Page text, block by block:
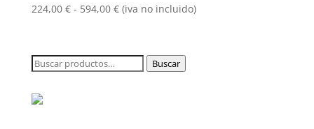
594,00 €
224,00 € - 594,00 €Rango
desde
224,00 €
(iva no incluido)
Buscar
Buscar